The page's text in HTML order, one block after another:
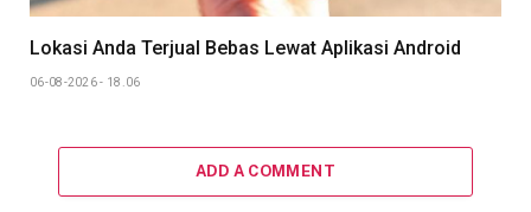
Lokasi Anda Terjual Bebas Lewat Aplikasi Android
06-08-2026 - 18.06
ADD A COMMENT